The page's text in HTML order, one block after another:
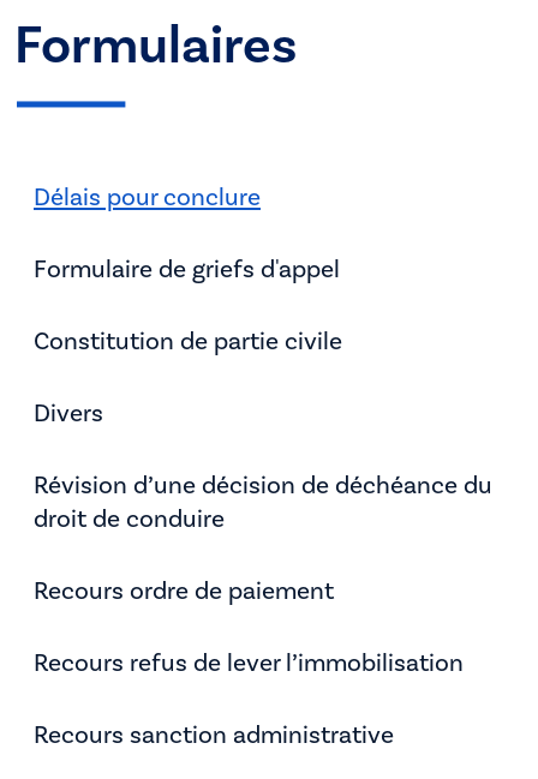
Formulaires
Délais pour conclure
Formulaire de griefs d'appel
Constitution de partie civile
Divers
Révision d’une décision de déchéance du
droit de conduire
Recours ordre de paiement
Recours refus de lever l’immobilisation
Recours sanction administrative